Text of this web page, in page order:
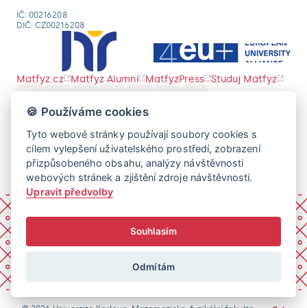
IČ: 00216208
DIČ: CZ00216208
Matfyz.cz Matfyz Alumni MatfyzPress Studuj Matfyz
🍪 Používáme cookies
Tyto webové stránky používají soubory cookies s
cílem vylepšení uživatelského prostředí, zobrazení
přizpůsobeného obsahu, analýzy návštěvnosti
webových stránek a zjištění zdroje návštěvnosti.
Upravit předvolby
Souhlasím
Odmítám